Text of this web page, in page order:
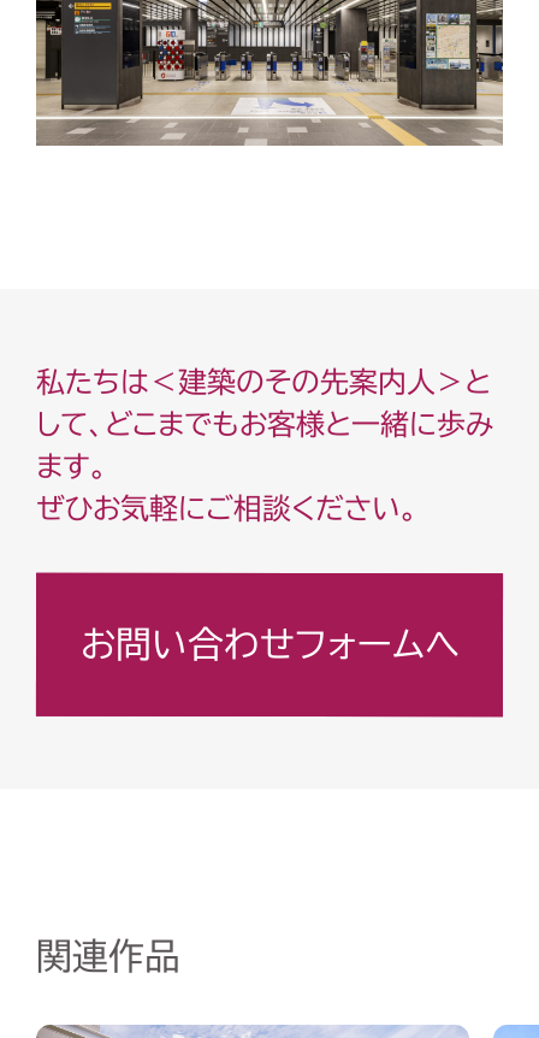
私たちは＜建築のその先案内人＞と
して、どこまでもお客様と一緒に歩み
ます。
ぜひお気軽にご相談ください。
お問い合わせフォームへ
関連作品